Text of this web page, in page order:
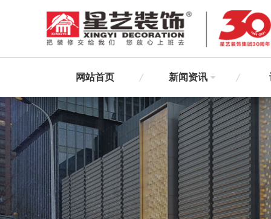
网站首页 新闻资讯